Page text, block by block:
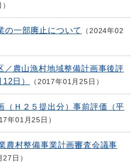
の一部廃止について
2024年02
／農山漁村地域整備計画事後評
日）
2017年01月25日
（Ｈ２５提出分）事前評価（平
年01月25日
農村整備事業計画審査会議事
27日